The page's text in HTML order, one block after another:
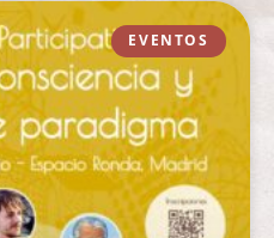
EVENTOS